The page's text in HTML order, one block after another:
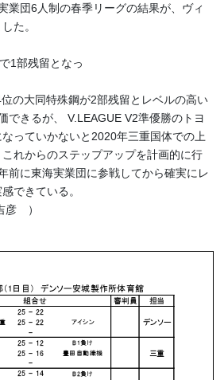
業団6人制の春季リーグの結果が、ヴィ
た。
1部残留となっ
。
の大同特殊鋼が2部残留とレベルの高い
できるが、 V.LEAGUE V2準優勝のトヨ
っていかないと2020年三重国体での上
れからのステップアップを計画的に行
前に東海実業団に参戦してから確実にレ
できている。
）